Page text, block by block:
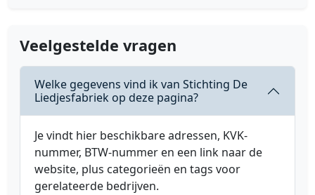
Veelgestelde vragen
Welke gegevens vind ik van Stichting De
Liedjesfabriek op deze pagina?
Je vindt hier beschikbare adressen, KVK-
nummer, BTW-nummer en een link naar de
website, plus categorieën en tags voor
gerelateerde bedrijven.